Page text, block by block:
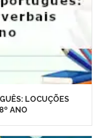
LOCUÇÕES
ANO